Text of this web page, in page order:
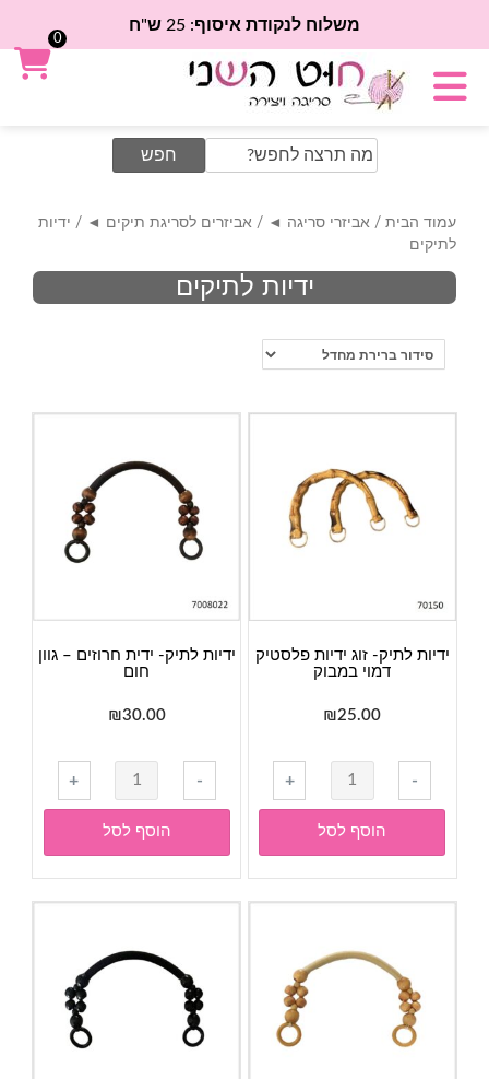
משלוח לנקודת איסוף: 25 ש"ח
Search
for:
עמוד הבית / אביזרי סריגה ◄ / אביזרים לסריגת תיקים ◄ / ידיות
לתיקים
ידיות לתיקים
ידיות לתיק- זוג ידיות פלסטיק
דמוי במבוק
₪25.00
-
+
הוסף לסל
ידיות לתיק- ידית חרוזים – גוון
חום
₪30.00
-
כמות
של
ידיות
לתיק-
ידית
חרוזים
גוון
+
הוסף לסל
0